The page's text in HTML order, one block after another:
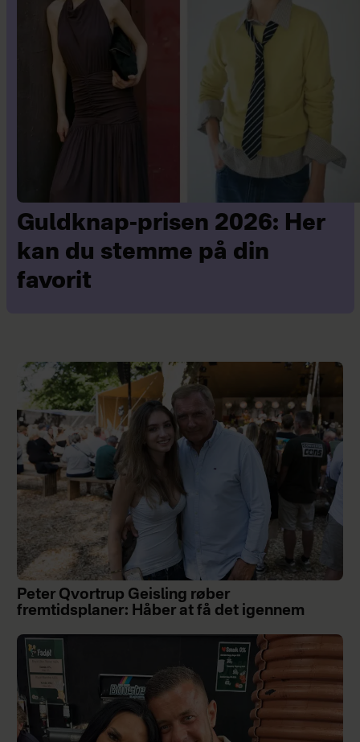
Guldknap-prisen 2026: Her
kan du stemme på din
favorit
Peter Qvortrup Geisling røber
fremtidsplaner: Håber at få det igennem